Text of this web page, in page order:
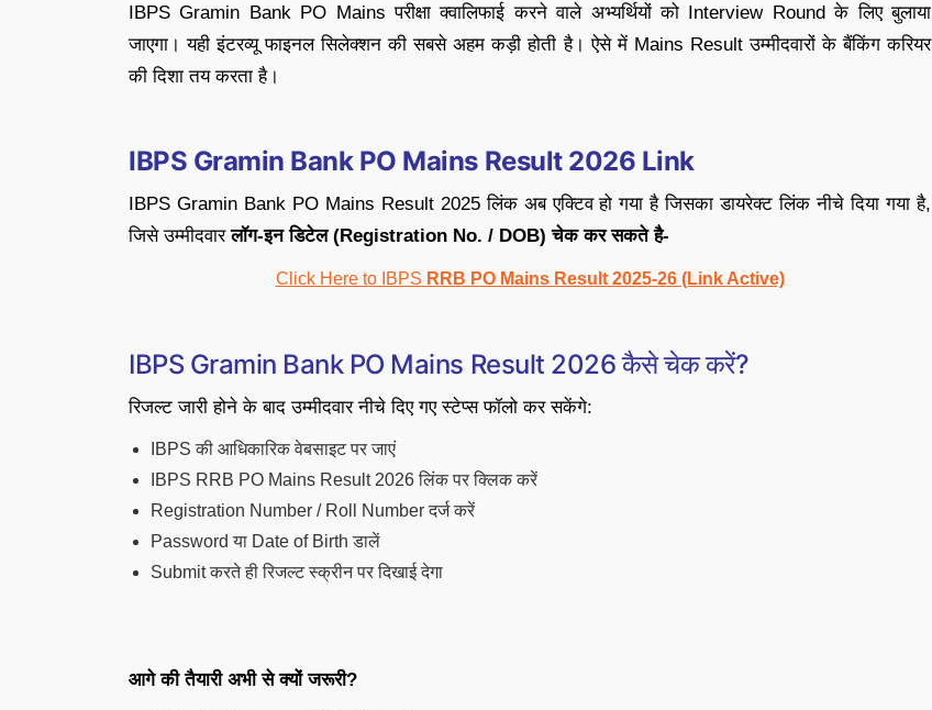
IBPS Gramin Bank PO Mains परीक्षा क्वालिफाई करने वाले अभ्यर्थियों को Interview Round के लिए बुलाया
जाएगा। यही इंटरव्यू फाइनल सिलेक्शन की सबसे अहम कड़ी होती है। ऐसे में Mains Result उम्मीदवारों के बैंकिंग करियर
की दिशा तय करता है।
IBPS Gramin Bank PO Mains Result 2026 Link
IBPS Gramin Bank PO Mains Result 2025 लिंक अब एक्टिव हो गया है जिसका डायरेक्ट लिंक नीचे दिया गया है,
जिसे उम्मीदवारलॉग-इन डिटेल (Registration No. / DOB) चेक कर सकते है-
Click Here to IBPS RRB PO Mains Result 2025-26 (Link Active)
IBPS Gramin Bank PO Mains Result 2026 कैसे चेक करें?
रिजल्ट जारी होने के बाद उम्मीदवार नीचे दिए गए स्टेप्स फॉलो कर सकेंगे:
IBPS की आधिकारिक वेबसाइट पर जाएं
IBPS RRB PO Mains Result 2026 लिंक पर क्लिक करें
Registration Number / Roll Number दर्ज करें
Password या Date of Birth डालें
Submit करते ही रिजल्ट स्क्रीन पर दिखाई देगा
आगे की तैयारी अभी से क्यों जरूरी?